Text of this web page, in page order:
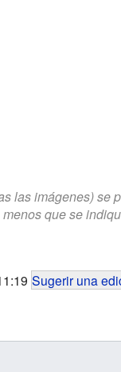
las imágenes) se
que se
Sugerir una